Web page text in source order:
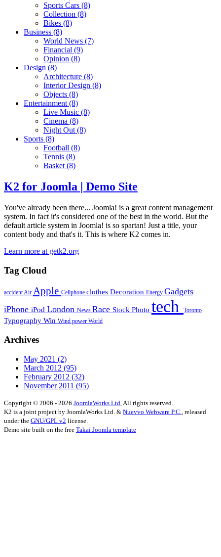
Sports Cars (8)
Collection (8)
Bikes (8)
Business (8)
World News (7)
Financial (9)
Opinion (8)
Design (8)
Architecture (8)
Interior Design (8)
Objects (8)
Entertainment (8)
Live Music (8)
Cinema (8)
Night Out (8)
Sports (8)
Football (8)
Tennis (8)
Basket (8)
K2 for Joomla | Demo Site
You've already been there... Joomla! is a great content management
system. In fact it's considered one of the best in the world. But the
default article system in Joomla! is so spartan! Just a title, your
content body and that's it. This is where K2 comes in.
Learn more at getk2.org
Tag Cloud
accidentAir Apple Cellphone clothes Decoration Energy Gadgets
iPhone iPod London News Race Stock Photo tech Toronto
Typography Win Wind power World
Archives
May 2021 (2)
March 2012 (95)
February 2012 (32)
November 2011 (95)
Copyright © 2006 - 2026 JoomlaWorks Ltd. All rights reserved.
K2 is a joint project by JoomlaWorks Ltd. & Nuevvo Webware P.C.
, released
under the GNU/GPL v2 license.
Demo site built on the free Takai Joomla template